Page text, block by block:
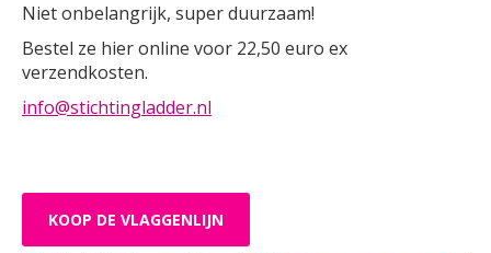
Niet onbelangrijk, super duurzaam!
Bestel ze hier online voor 22,50 euro ex
verzendkosten.
info@stichtingladder.nl
KOOP DE VLAGGENLIJN